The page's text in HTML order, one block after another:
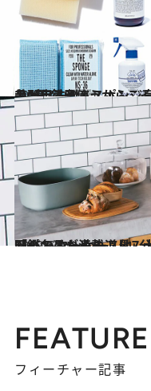
2019.7.10
台所用洗剤＆スポンジ良品9選 毎日使うからこそ差が出る！
ライフスタイル
2019.6.1
「パンのための道具」大図鑑 バターケース他7分野の名品が満載！
ライフスタイル
FEATURE
フィーチャー記事